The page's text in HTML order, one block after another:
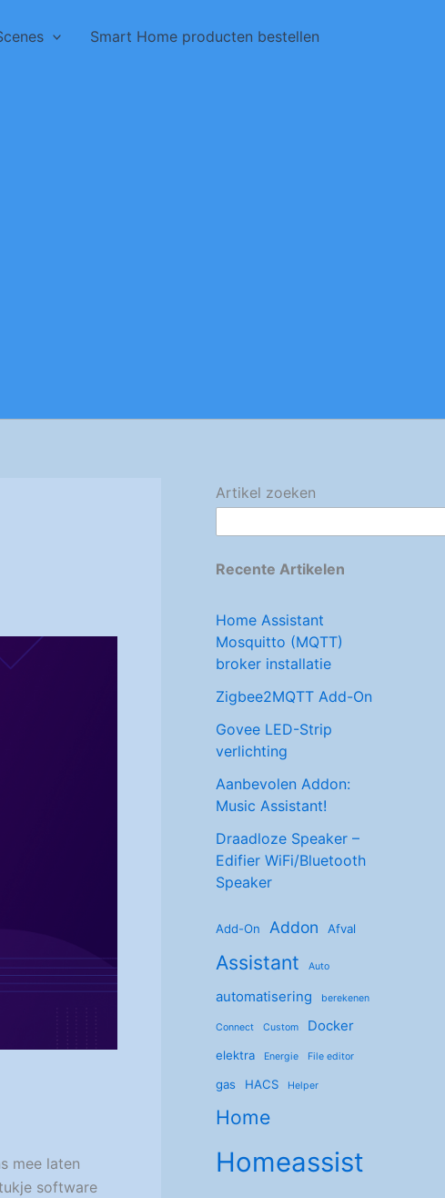
Smart Home producten bestellen
mee laten
software
Artikel zoeken
Recente Artikelen
Home Assistant
Mosquitto (MQTT)
broker installatie
Zigbee2MQTT Add-On
Govee LED-Strip
verlichting
Aanbevolen Addon:
Music Assistant!
Draadloze Speaker –
Edifier WiFi/Bluetooth
Speaker
Add-On Addon Afval
Assistant Auto
automatisering berekenen
Connect Custom Docker
elektra Energie File editor
gas HACS Helper
Home
Homeassist